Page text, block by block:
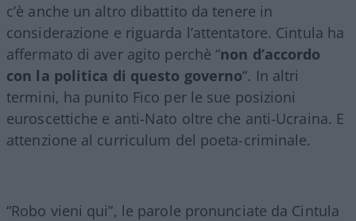
c’è anche un altro dibattito da tenere in
considerazione e riguarda l’attentatore. Cintula ha
affermato di aver agito perchè “non d’accordo
con la politica di questo governo“. In altri
termini, ha punito Fico per le sue posizioni
euroscettiche e anti-Nato oltre che anti-Ucraina. E
attenzione al curriculum del poeta-criminale.
“Robo vieni qui”, le parole pronunciate da Cintula